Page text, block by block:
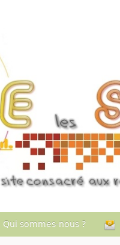
Qui sommes-nous ?